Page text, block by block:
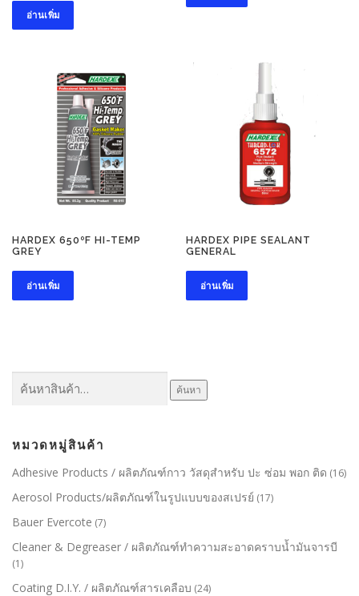
อ่านเพิ่ม
HARDEX 650ºF HI-TEMP
GREY
อ่านเพิ่ม
HARDEX PIPE SEALANT
GENERAL
อ่านเพิ่ม
ค้นหา
หมวดหมู่สินค้า
Adhesive Products / ผลิตภัณฑ์กาว วัสดุสำหรับ ปะ ซ่อม พอก ติด (16)
Aerosol Products/ผลิตภัณฑ์ในรูปแบบของสเปรย์ (17)
Bauer Evercote (7)
Cleaner & Degreaser / ผลิตภัณฑ์ทำความสะอาดคราบน้ำมันจารบี
(1)
Coating D.I.Y. / ผลิตภัณฑ์สารเคลือบ (24)